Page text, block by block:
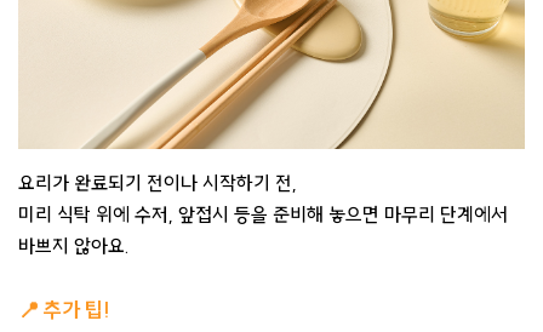
요리가 완료되기 전이나 시작하기 전,
미리 식탁 위에 수저, 앞접시 등을 준비해 놓으면 ​마무리 단계에서
바쁘지 않아요.​
📍 추가 팁! ​